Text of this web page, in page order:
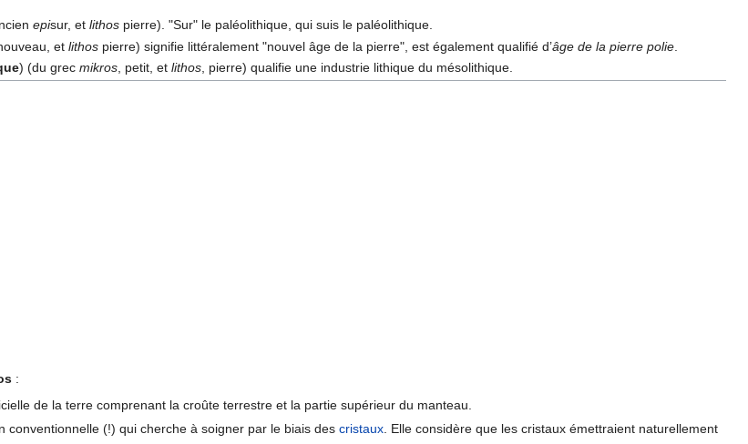
episur, etlithos pierre). "Sur" le paléolithique, qui suis le paléolithique.
etlithos pierre) signifie littéralement "nouvel âge de la pierre", est également qualifié d’âge de la pierre polie
) (du grecmikros, petit, etlithos, pierre) qualifie une industrie lithique du mésolithique.
:
de la terre comprenant la croûte terrestre et la partie supérieur du manteau.
conventionnelle (!) qui cherche à soigner par le biais descristaux . Elle considère que les cristaux émettraient naturellement